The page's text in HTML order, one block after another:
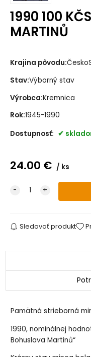
1990 100
MARTINŮ
Krajina pôvodu:
Stav:Výborný stav
Výrobca:Kremnica
Rok:1945-1990
Dostupnosť:
24.00 € ks
Sledovať produkt
Pamätná strieborná
1990, nominálnej
Bohuslava Martinů“